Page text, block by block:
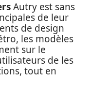
Autry est sans
de leur
de design
les modèles
sur le
de les
tout en